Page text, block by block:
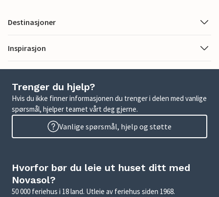
Destinasjoner
Inspirasjon
Trenger du hjelp?
Hvis du ikke finner informasjonen du trenger i delen med vanlige
spørsmål, hjelper teamet vårt deg gjerne.
Vanlige spørsmål, hjelp og støtte
Hvorfor bør du leie ut huset ditt med
Novasol?
50 000 feriehus i 18 land. Utleie av feriehus siden 1968.